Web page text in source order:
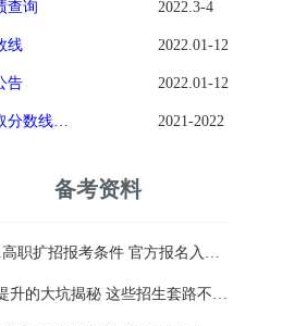
查询
线
告
北大高考录取分数线是多少
2022.3-4
2022.01-12
2022.01-12
2021-2022
备考资料
湖北2021高职扩招报考条件 官方报名入口分享
6个学历提升的大坑揭秘 这些招生套路不要信